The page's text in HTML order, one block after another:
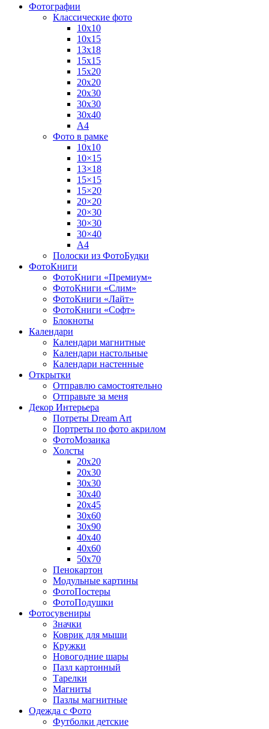
Фотографии
Классические фото
10х10
10х15
13х18
15х15
15х20
20х20
20х30
30х30
30х40
А4
Фото в рамке
10х10
10×15
13×18
15×15
15×20
20×20
20×30
30×30
30×40
A4
Полоски из ФотоБудки
ФотоКниги
ФотоКниги «Премиум»
ФотоКниги «Слим»
ФотоКниги «Лайт»
ФотоКниги «Софт»
Блокноты
Календари
Календари магнитные
Календари настольные
Календари настенные
Открытки
Отправлю самостоятельно
Отправьте за меня
Декор Интерьера
Потреты Dream Art
Портреты по фото акрилом
ФотоМозаика
Холсты
20х20
20х30
30х30
30х40
20х45
30х60
30х90
40х40
40х60
50х70
Пенокартон
Модульные картины
ФотоПостеры
ФотоПодушки
Фотоcувениры
Значки
Коврик для мыши
Кружки
Новогодние шары
Пазл картонный
Тарелки
Магниты
Пазлы магнитные
Одежда с Фото
Футболки детские